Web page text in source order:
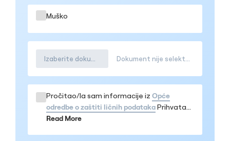
Muško
Pročitao/la sam informacije iz Opće
odredbe o zaštiti ličnih podataka
da se moji podaci obrađuju u navedenom
Read More